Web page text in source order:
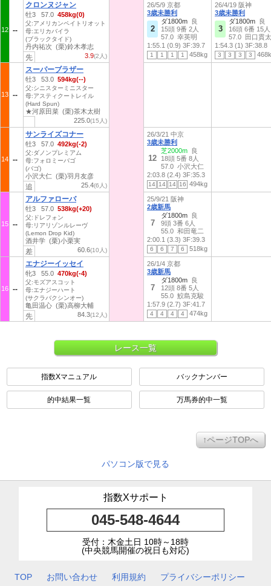
12
クロンヌジャン
牡3 57.0 458kg(0)
父:アメリカンペイトリオット
母:エリカバイラ
(ブラックタイド)
丹内祐次 (栗)鈴木孝志
3.9(2人)
先
13
スーパーブラザー
牡3 53.0 594kg(--)
父:シニスターミニスター
母:アスティクートレイル
(Hard Spun)
★河原田菜 (栗)茶木太樹
225.0(15人)
14
サンライズコナー
牡3 57.0 492kg(-2)
父:ダノンプレミアム
母:フォロミーバゴ
(バゴ)
小沢大仁 (栗)羽月友彦
25.4(6人)
追
15
アルファローバ
牡3 57.0 538kg(+20)
父:ドレフォン
母:リアリゾンルレーヴ
(Lemon Drop Kid)
酒井学 (栗)小栗実
60.6(10人)
差
16
エナジーイッセイ
牝3 55.0 470kg(-4)
父:モズアスコット
母:エナジーハート
(サクラバクシンオー)
亀田温心 (栗)高柳大輔
84.3(12人)
先
26/5/9 京都
3歳未勝利
2
ダ1800m 良
15頭 9番 2人
57.0 幸英明
1:55.1 (0.9) 3F:39.7
1 1 1 1 458kg
26/4/19 阪神
3歳未勝利
3
ダ1800m 良
16頭 6番 15人
57.0 田口貫太
1:54.3 (1) 3F:38.8
3 3 3 3
26/3/21 中京
3歳未勝利
12
芝2000m 良
18頭 5番 8人
57.0 小沢大仁
2:03.8 (2.4) 3F:35.3
14 14 14 16 494kg
25/9/21 阪神
2歳新馬
7
ダ1800m 良
9頭 3番 6人
55.0 和田竜二
2:00.1 (3.3) 3F:39.3
6 6 7 6 518kg
26/1/4 京都
3歳新馬
7
ダ1800m 良
12頭 8番 5人
55.0 鮫島克駿
1:57.9 (2.7) 3F:41.7
4 4 4 4 474kg
レース一覧
指数Xマニュアル バックナンバー
的中結果一覧 万馬券的中一覧
↑ページTOPへ
パソコン版で見る
指数Xサポート
045-548-4644
受付：木金土日 10時～18時
(中央競馬開催の祝日も対応)
TOP お問い合わせ 利用規約 プライバシーポリシー